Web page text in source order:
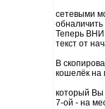
сетевыми
обналичить
Теперь
текст от
В
кошелёк на
который Вы
7-ой - на